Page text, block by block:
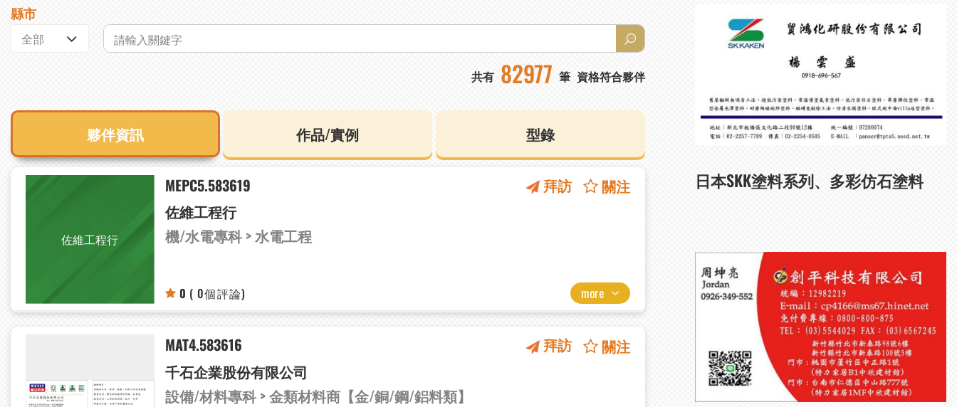
共有 82977 筆 資格符合夥伴
縣市
夥伴資訊 作品/實例 型錄
佐維工程行
MEPC5.583619 拜訪
關注
佐維工程行
機/水電專科 > 水電工程
0 ( 0個評論) more
MAT4.583616 拜訪
關注
千石企業股份有限公司
設備/材料專科 > 金類材料商【金/銅/鋼/鋁料類】
日本SKK塗料系列、多彩仿石塗料